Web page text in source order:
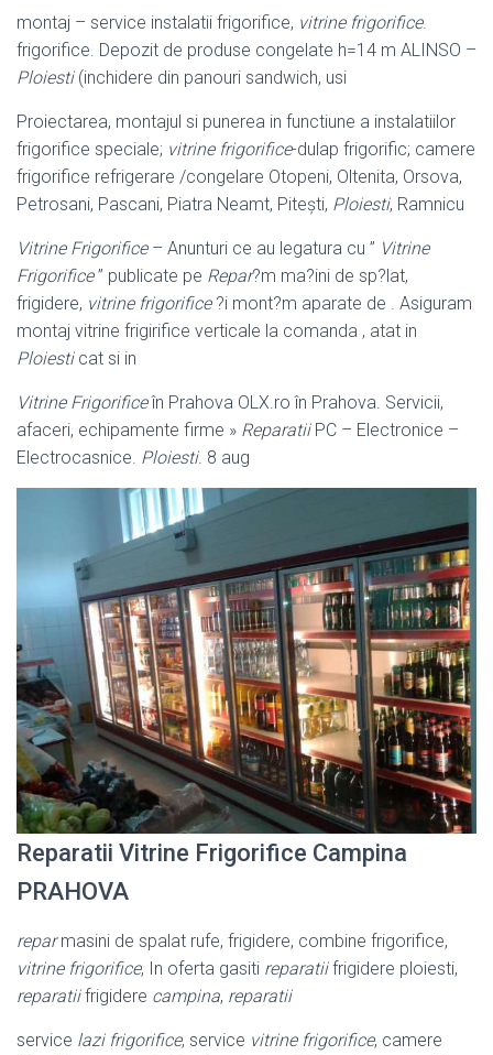
montaj – service instalatii frigorifice, vitrine frigorifice.
frigorifice. Depozit de produse congelate h=14 m ALINSO –
Ploiesti(inchidere din panouri sandwich, usi
Proiectarea, montajul si punerea in functiune a instalatiilor
frigorifice speciale; vitrine frigorifice-dulap frigorific; camere
frigorifice refrigerare /congelare Otopeni, Oltenita, Orsova,
Petrosani, Pascani, Piatra Neamt, Pitești, Ploiesti, Ramnicu
Vitrine Frigorifice– Anunturi ce au legatura cu ” Vitrine
Frigorifice” publicate pe Repar?m ma?ini de sp?lat,
frigidere, vitrine frigorifice?i mont?m aparate de . Asiguram
montaj vitrine frigirifice verticale la comanda , atat in
Ploiesticat si in
Vitrine Frigorificeîn Prahova OLX.ro în Prahova. Servicii,
afaceri, echipamente firme » ReparatiiPC – Electronice –
Electrocasnice. Ploiesti. 8 aug
Reparatii Vitrine Frigorifice Campina
PRAHOVA
reparmasini de spalat rufe, frigidere, combine frigorifice,
vitrine frigorifice, In oferta gasiti reparatiifrigidere ploiesti,
reparatiifrigidere campina, reparatii
service lazi frigorifice, service vitrine frigorifice, camere